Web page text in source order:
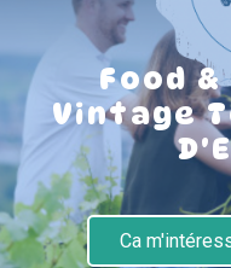
Food
Vintage
Ca